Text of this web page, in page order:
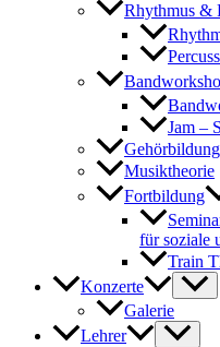
Rhythmus &
Jam –
Musiktheorie
Fortbildung
für soziale
Train
Konzerte
Galerie
Lehrer